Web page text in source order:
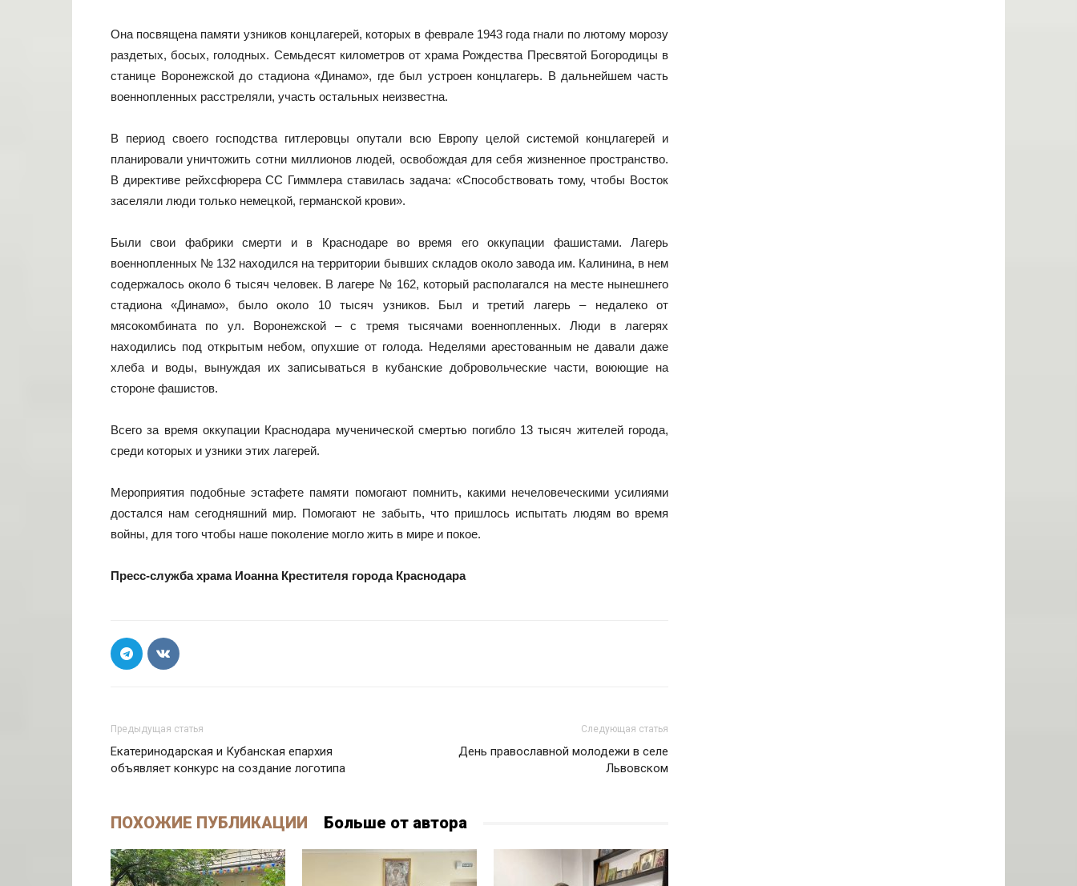
Она посвящена памяти узников концлагерей, которых в феврале 1943 года гнали по лютому морозу
раздетых, босых, голодных. Семьдесят километров от храма Рождества Пресвятой Богородицы в
станице Воронежской до стадиона «Динамо», где был устроен концлагерь. В дальнейшем часть
военнопленных расстреляли, участь остальных неизвестна.
В период своего господства гитлеровцы опутали всю Европу целой системой концлагерей и
планировали уничтожить сотни миллионов людей, освобождая для себя жизненное пространство.
В директиве рейхсфюрера СС Гиммлера ставилась задача: «Способствовать тому, чтобы Восток
заселяли люди только немецкой, германской крови».
Были свои фабрики смерти и в Краснодаре во время его оккупации фашистами. Лагерь
военнопленных № 132 находился на территории бывших складов около завода им. Калинина, в нем
содержалось около 6 тысяч человек. В лагере № 162, который располагался на месте нынешнего
стадиона «Динамо», было около 10 тысяч узников. Был и третий лагерь – недалеко от
мясокомбината по ул. Воронежской – с тремя тысячами военнопленных. Люди в лагерях
находились под открытым небом, опухшие от голода. Неделями арестованным не давали даже
хлеба и воды, вынуждая их записываться в кубанские добровольческие части, воюющие на
стороне фашистов.
Всего за время оккупации Краснодара мученической смертью погибло 13 тысяч жителей города,
среди которых и узники этих лагерей.
Мероприятия подобные эстафете памяти помогают помнить, какими нечеловеческими усилиями
достался нам сегодняшний мир. Помогают не забыть, что пришлось испытать людям во время
войны, для того чтобы наше поколение могло жить в мире и покое.
Пресс-служба храма Иоанна Крестителя города Краснодара
Предыдущая статья
Екатеринодарская и Кубанская епархия
объявляет конкурс на создание логотипа
Следующая статья
День православной молодежи в селе
Львовском
ПОХОЖИЕ ПУБЛИКАЦИИ Больше от автора